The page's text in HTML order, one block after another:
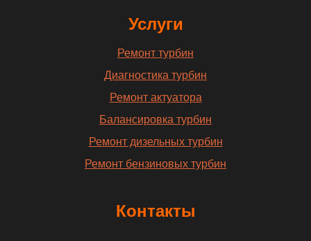
Услуги
Ремонт турбин
Диагностика турбин
Ремонт актуатора
Балансировка турбин
Ремонт дизельных турбин
Ремонт бензиновых турбин
Контакты